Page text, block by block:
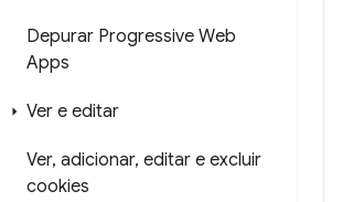
Depurar Progressive Web
Apps
Ver e editar
Ver, adicionar, editar e excluir
cookies